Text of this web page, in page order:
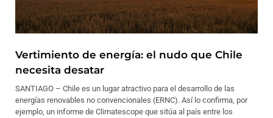
Vertimiento de energía: el nudo que Chile
necesita desatar
SANTIAGO – Chile es un lugar atractivo para el desarrollo de las
energías renovables no convencionales (ERNC). Así lo confirma, por
ejemplo, un informe de Climatescope que sitúa al país entre los